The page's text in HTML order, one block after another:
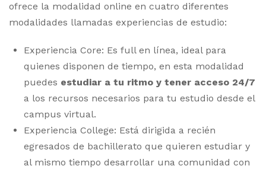
ofrece la modalidad online en cuatro diferentes
modalidades llamadas experiencias de estudio:
Experiencia Core: Es full en línea, ideal para
quienes disponen de tiempo, en esta modalidad
puedes estudiar a tu ritmo y tener acceso 24/7
a los recursos necesarios para tu estudio desde el
campus virtual.
Experiencia College: Está dirigida a recién
egresados de bachillerato que quieren estudiar y
al mismo tiempo desarrollar una comunidad con